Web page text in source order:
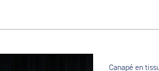
Canapé en